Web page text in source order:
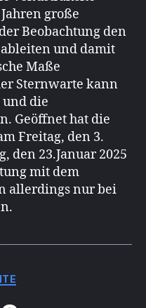
große
Beobachtung den
und damit
Maße
Sternwarte kann
und die
Geöffnet hat die
Freitag, den 3.
den 23.Januar 2025
mit dem
allerdings nur bei